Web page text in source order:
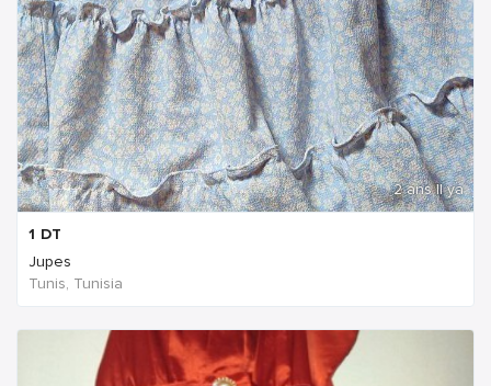
2 ans Il ya
1 DT
Jupes
Tunis, Tunisia